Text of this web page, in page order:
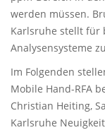
werden müssen.
Karlsruhe stellt für
Analysensysteme
Im Folgenden
Mobile Hand-RFA
Christian Heiting,
Karlsruhe